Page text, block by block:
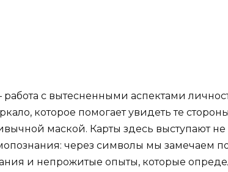
с вытесненными аспектами
которое помогает увидеть те
маской. Карты здесь выступают не
через символы мы замечаем
и непрожитые опыты, которые